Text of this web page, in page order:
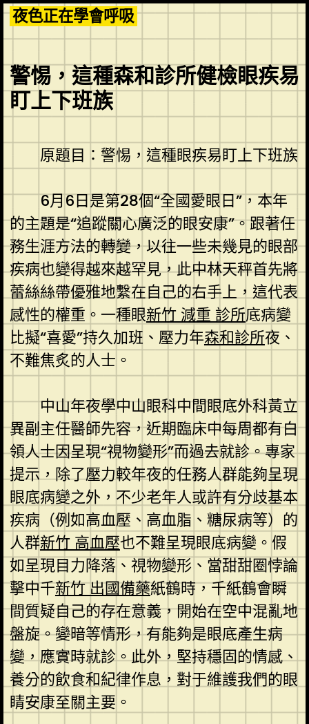
Skip
to
content
夜色正在學會呼吸
警惕，這種森和診所健檢眼疾易
盯上下班族
原題目：警惕，這種眼疾易盯上下班族
6月6日是第28個“全國愛眼日”，本年
的主題是“追蹤關心廣泛的眼安康”。跟著任
務生涯方法的轉變，以往一些未幾見的眼部
疾病也變得越來越罕見，此中林天秤首先將
蕾絲絲帶優雅地繫在自己的右手上，這代表
感性的權重。一種眼新竹 減重 診所底病變
比擬“喜愛”持久加班、壓力年森和診所夜、
不難焦炙的人士。
中山年夜學中山眼科中間眼底外科黃立
異副主任醫師先容，近期臨床中每周都有白
領人士因呈現“視物變形”而過去就診。專家
提示，除了壓力較年夜的任務人群能夠呈現
眼底病變之外，不少老年人或許有分歧基本
疾病（例如高血壓、高血脂、糖尿病等）的
人群新竹 高血壓也不難呈現眼底病變。假
如呈現目力降落、視物變形、當甜甜圈悖論
擊中千新竹 出國備藥紙鶴時，千紙鶴會瞬
間質疑自己的存在意義，開始在空中混亂地
盤旋。變暗等情形，有能夠是眼底產生病
變，應實時就診。此外，堅持穩固的情感、
養分的飲食和紀律作息，對于維護我們的眼
睛安康至關主要。